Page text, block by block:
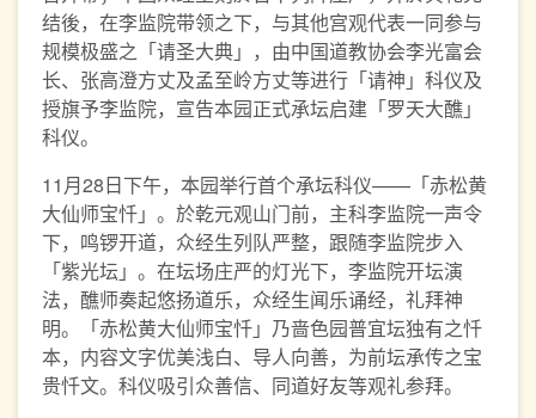
结後，在李监院带领之下，与其他宫观代表一同参与
规模极盛之「请圣大典」，由中国道教协会李光富会
长、张高澄方丈及孟至岭方丈等进行「请神」科仪及
授旗予李监院，宣告本园正式承坛启建「罗天大醮」
科仪。
11月28日下午，本园举行首个承坛科仪——「赤松黄
大仙师宝忏」。於乾元观山门前，主科李监院一声令
下，鸣锣开道，众经生列队严整，跟随李监院步入
「紫光坛」。在坛场庄严的灯光下，李监院开坛演
法，醮师奏起悠扬道乐，众经生闻乐诵经，礼拜神
明。「赤松黄大仙师宝忏」乃啬色园普宜坛独有之忏
本，内容文字优美浅白、导人向善，为前坛承传之宝
贵忏文。科仪吸引众善信、同道好友等观礼参拜。